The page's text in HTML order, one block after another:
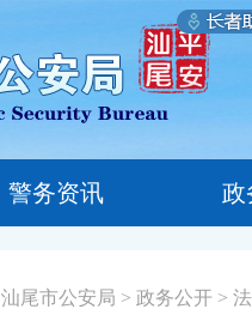
警务资讯 政
汕尾市公安局 > 政务公开 >